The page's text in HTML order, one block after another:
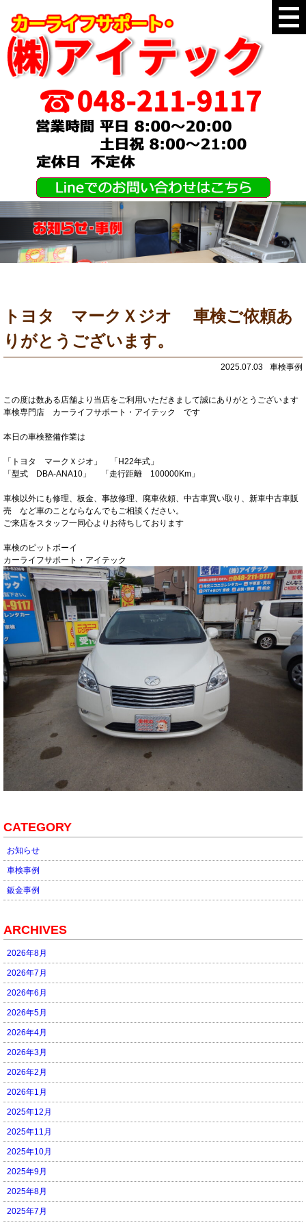
トヨタ マークＸジオ 車検ご依頼あ
りがとうございます。
2025.07.03 車検事例
この度は数ある店舗より当店をご利用いただきまして誠にありがとうございます
車検専門店 カーライフサポート・アイテック です
本日の車検整備作業は
「トヨタ マークＸジオ」 「H22年式」
「型式 DBA-ANA10」 「走行距離 100000Km」
車検以外にも修理、板金、事故修理、廃車依頼、中古車買い取り、新車中古車販
売 など車のことならなんでもご相談ください。
ご来店をスタッフ一同心よりお待ちしております
車検のピットボーイ
カーライフサポート・アイテック
CATEGORY
お知らせ
車検事例
鈑金事例
ARCHIVES
2026年8月
2026年7月
2026年6月
2026年5月
2026年4月
2026年3月
2026年2月
2026年1月
2025年12月
2025年11月
2025年10月
2025年9月
2025年8月
2025年7月